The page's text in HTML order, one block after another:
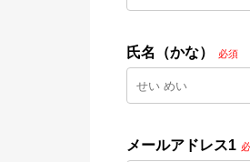
氏名（かな） 必須
メールアドレス1